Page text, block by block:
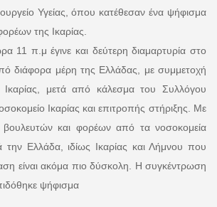
Υγείας, όπου κατέθεσαν ένα ψήφισμα
της Ικαρίας.
11 π.μ έγινε και δεύτερη διαμαρτυρία στο
διάφορα μέρη της Ελλάδας, με συμμετοχή
μετά από κάλεσμα του Συλλόγου
Ικαρίας και επιτροπής στήριξης. Με
και φορέων από τα νοσοκομεία
την Ελλάδα, ιδίως Ικαρίας και Λήμνου που
είναι ακόμα πιο δύσκολη. Η συγκέντρωση
ψήφισμα